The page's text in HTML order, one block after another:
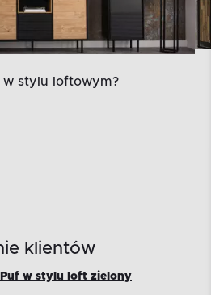
w stylu loftowym?
klientów
Puf w stylu loft zielony